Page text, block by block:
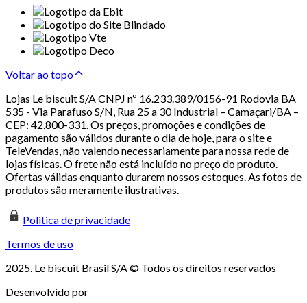
Voltar ao topo
Lojas Le biscuit S/A CNPJ nº 16.233.389/0156-91 Rodovia BA
535 - Via Parafuso S/N, Rua 25 a 30 Industrial – Camaçari/BA –
CEP: 42.800-331. Os preços, promoções e condições de
pagamento são válidos durante o dia de hoje, para o site e
TeleVendas, não valendo necessariamente para nossa rede de
lojas físicas. O frete não está incluído no preço do produto.
Ofertas válidas enquanto durarem nossos estoques. As fotos de
produtos são meramente ilustrativas.
Politica de privacidade
Termos de uso
2025. Le biscuit Brasil S/A © Todos os direitos reservados
Desenvolvido por